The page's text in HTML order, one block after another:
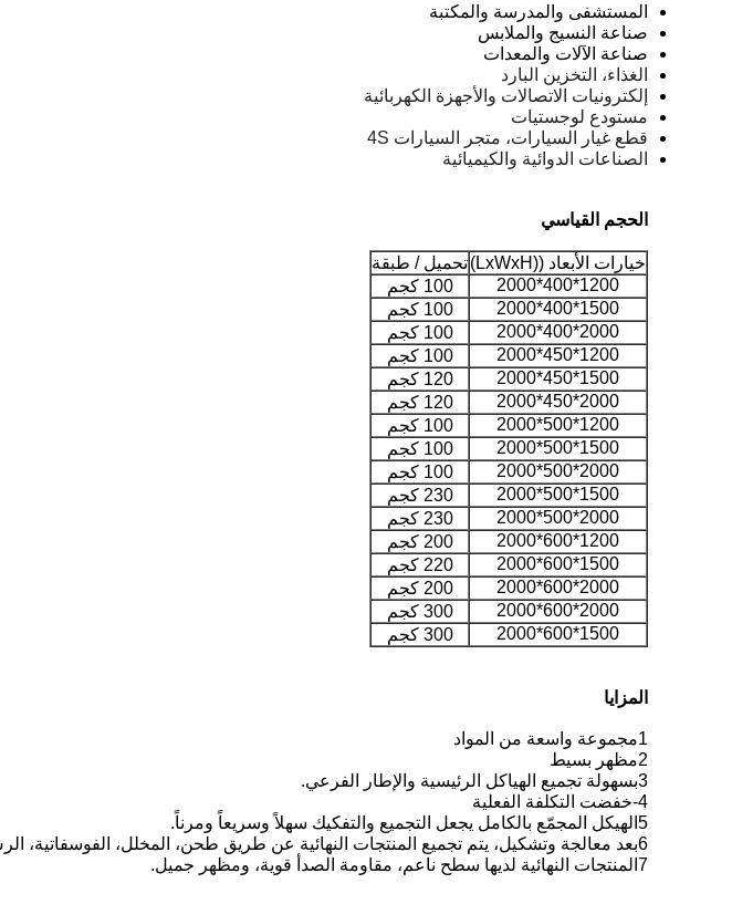
المستشفى والمدرسة والمكتبة
صناعة النسيج والملابس
صناعة الآلات والمعدات
الغذاء، التخزين البارد
إلكترونيات الاتصالات والأجهزة الكهربائية
مستودع لوجستيات
قطع غيار السيارات، متجر السيارات 4S
الصناعات الدوائية والكيميائية
الحجم القياسي
خيارات الأبعاد ((LxWxH)
تحميل / طبقة
1200*400*2000
100 كجم
1500*400*2000
100 كجم
2000*400*2000
100 كجم
1200*450*2000
100 كجم
1500*450*2000
120 كجم
2000*450*2000
120 كجم
1200*500*2000
100 كجم
1500*500*2000
100 كجم
2000*500*2000
100 كجم
1500*500*2000
230 كجم
2000*500*2000
230 كجم
1200*600*2000
200 كجم
1500*600*2000
220 كجم
2000*600*2000
200 كجم
2000*600*2000
300 كجم
1500*600*2000
300 كجم
المزايا
1مجموعة واسعة من المواد
2مظهر بسيط
3بسهولة تجميع الهياكل الرئيسية والإطار الفرعي.
4-خفضت التكلفة الفعلية
5الهيكل المجمّع بالكامل يجعل التجميع والتفكيك سهلاً وسريعاً ومرناً.
6بعد معالجة وتشكيل، يتم تجميع المنتجات النهائية عن طريق طحن، المخلل، الفوسفاتية، الرش الكهربائي السريع، التجفيف وهلم جرا.
7المنتجات النهائية لديها سطح ناعم، مقاومة الصدأ قوية، ومظهر جميل.